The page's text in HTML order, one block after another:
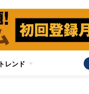
トレンド